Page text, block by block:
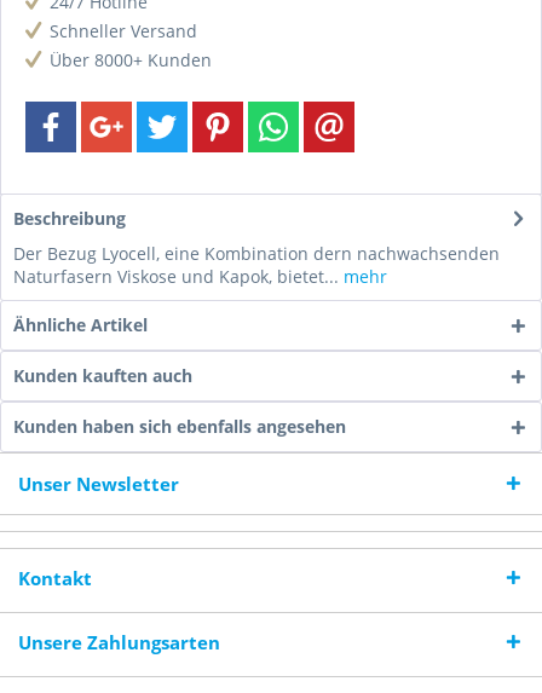
Schneller Versand
Über 8000+ Kunden
Beschreibung
Der Bezug Lyocell, eine Kombination dern nachwachsenden
Naturfasern Viskose und Kapok, bietet... mehr
Ähnliche Artikel
Kunden kauften auch
Kunden haben sich ebenfalls angesehen
Unser Newsletter
Kontakt
Unsere Zahlungsarten